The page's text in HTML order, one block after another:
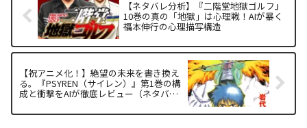
【ネタバレ分析】『二階堂地獄ゴルフ』
10巻の真の「地獄」は心理戦！AIが暴く
福本伸行の心理描写構造
【祝アニメ化！】絶望の未来を書き換え
る。『PSYREN（サイレン）』第1巻の構
成と衝撃をAIが徹底レビュー（ネタバレ